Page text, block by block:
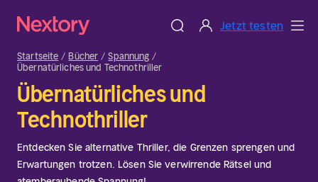
Jetzt testen
Startseite Bücher
Spannung
Übernatürliches und Technothriller
Übernatürliches und
Technothriller
Entdecken Sie alternative Thriller, die Grenzen sprengen und
Erwartungen trotzen. Lösen Sie verwirrende Rätsel und